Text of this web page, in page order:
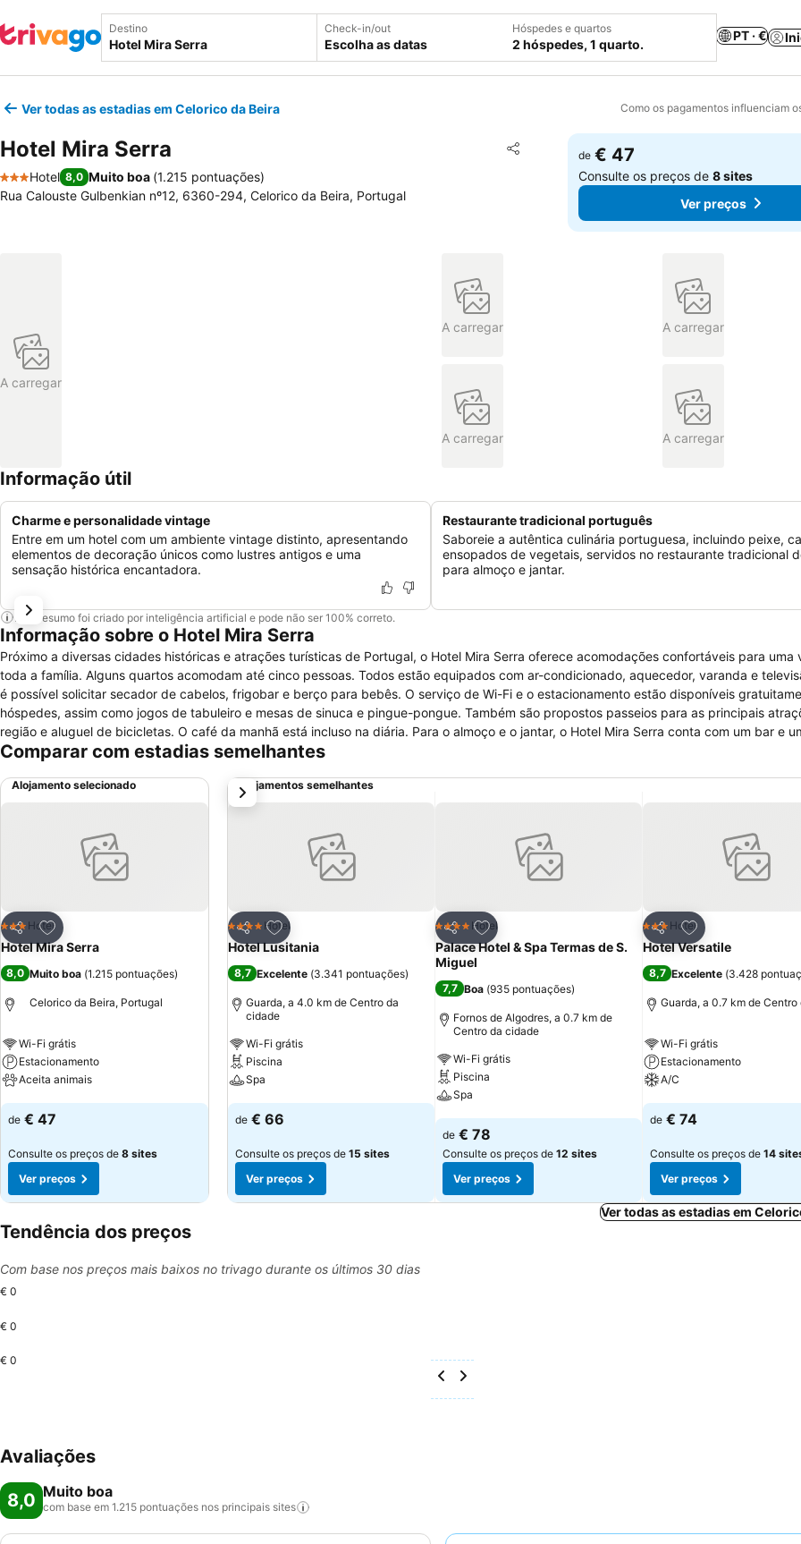
Destino Check-in/out
Escolha as datas
Hóspedes e quartos
2 hóspedes, 1 quarto.
PT · €
Ver todas as estadias em Celorico da Beira Como os pagamentos influenciam
Hotel Mira Serra Partilhar
Adicionar aos favoritos
3 Estrelas
Hotel 8,0 Muito boa (1.215 pontuações)
Rua Calouste Gulbenkian nº12, 6360-294, Celorico da Beira, Portugal
de € 47
Consulte os preços de8 sites
Ver preços
A carregar
A carregar A carregar
A carregar A carregar
Informação útil
Charme e personalidade vintage
Entre em um hotel com um ambiente vintage distinto, apresentando
elementos de decoração únicos como lustres antigos e uma
sensação histórica encantadora.
Restaurante tradicional português
Saboreie a autêntica culinária portuguesa, incluindo peixe,
ensopados de vegetais, servidos no restaurante tradicional
para almoço e jantar.
Este resumo foi criado por inteligência artificial e pode não ser 100% correto.
Informação sobre o Hotel Mira Serra
Próximo a diversas cidades históricas e atrações turísticas de Portugal, o Hotel Mira Serra oferece acomodações confortáveis para uma
toda a família. Alguns quartos acomodam até cinco pessoas. Todos estão equipados com ar-condicionado, aquecedor, varanda e televisão. Também
é possível solicitar secador de cabelos, frigobar e berço para bebês. O serviço de Wi-Fi e o estacionamento estão disponíveis gratuitamente para os
hóspedes, assim como jogos de tabuleiro e mesas de sinuca e pingue-pongue. Também são propostos passeios para as principais
região e aluguel de bicicletas. O café da manhã está incluso na diária. Para o almoço e o jantar, o Hotel Mira Serra conta com um bar e um
restaurante com o melhor da culinária portuguesa. O Castelo de Celorico da Beira está a menos de 15 minutos de caminhada do local; já o Mercado
Comparar com estadias semelhantes
Alojamento selecionado
Partilhar
Adicionar aos favoritos
3 Estrelas
Hotel
Hotel Mira Serra
8,0 Muito boa (1.215 pontuações)
Celorico da Beira, Portugal
Wi-Fi grátis
Estacionamento
Aceita animais
Ver preços
de € 47
Consulte os preços de 8 sites
Ver preços
Alojamentos semelhantes
Partilhar
Adicionar aos favoritos
4 EstrelasHotel
Hotel Lusitania
8,7 Excelente (3.341 pontuações)
Guarda, a 4.0 km de Centro da
cidade
Wi-Fi grátis
Piscina
Spa
Ver preços
de € 66
Consulte os preços de 15 sites
Ver preços
Partilhar
Adicionar aos favoritos
4 EstrelasHotel
Palace Hotel & Spa Termas de S.
Miguel
7,7 Boa (935 pontuações)
Fornos de Algodres, a 0.7 km de
Centro da cidade
Wi-Fi grátis
Piscina
Spa
Ver preços
de € 78
Consulte os preços de 12 sites
Ver preços
Partilhar
Adicionar aos
3 Estrelas
Hotel
Hotel Versatile
8,7 Excelente (3.428
Guarda, a 0.7 km de
Wi-Fi grátis
Estacionamento
A/C
Ver preços
de € 74
Consulte os preços de 14
Ver preços
próximo
Ver todas as estadias em
Tendência dos preços
Com base nos preços mais baixos no trivago durante os últimos 30 dias
€ 0
€ 0
€ 0
Avaliações
8,0 Muito boa
com base em 1.215 pontuações nos principais sites